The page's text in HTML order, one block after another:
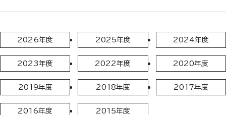
2026年度 2025年度 2024年度
2023年度 2022年度 2020年度
2019年度 2018年度 2017年度
2016年度 2015年度